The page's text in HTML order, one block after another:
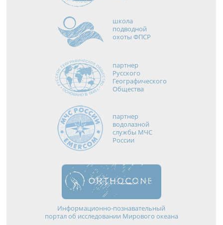
школа
подводной
охоты ФПСР
партнер
Русского
Географического
Общества
партнер
водолазной
службы МЧС
России
Информационно-познавательный
портал об исследовании Мирового океана